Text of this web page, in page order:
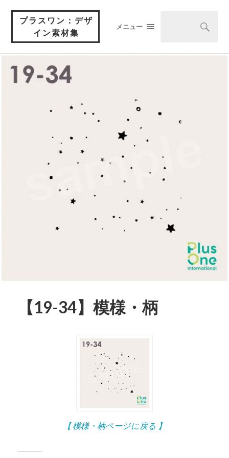
プラスワン：デザ
イン素材集
メニュー
【19-34】模様・柄
【 模様・柄ページに戻る 】